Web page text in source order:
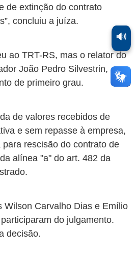
de extinção do contrato
concluiu a juíza.
ao TRT-RS, mas o relator do
João Pedro Silvestrin,
de primeiro grau.
de valores recebidos de
e sem repasse à empresa,
rescisão do contrato de
alínea "a" do art. 482 da
Wilson Carvalho Dias e Emílio
do julgamento.
decisão.
🔊